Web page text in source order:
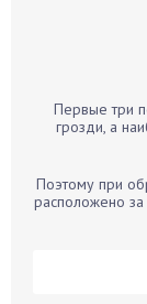
Бархатцы
Белые грибы
Бирючина
Первые три
грозди, а
Поэтому при
расположено